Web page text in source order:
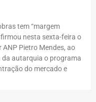
tem “margem
nesta sexta-feira o
Pietro Mendes, ao
autarquia o programa
do mercado e